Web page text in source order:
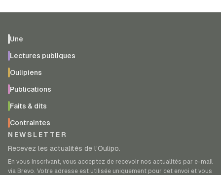
Une
Lectures publiques
Oulipiens
Publications
Faits & dits
Contraintes
NEWSLETTER
Recevez les actualités de l’Oulipo.
En vous inscrivant, vous acceptez de recevoir nos actualités par e-mail
via Brevo. Votre adresse est utilisée uniquement pour cet envoi et vous